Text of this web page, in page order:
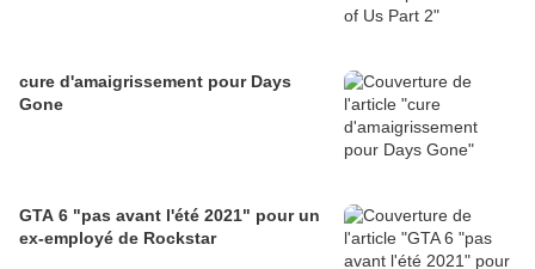
cure d'amaigrissement pour Days
Gone
GTA 6 "pas avant l'été 2021" pour un
ex-employé de Rockstar